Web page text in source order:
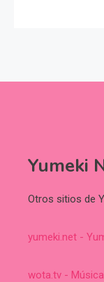
Yumeki
Otros sitios de
yumeki.net -
wota.tv -